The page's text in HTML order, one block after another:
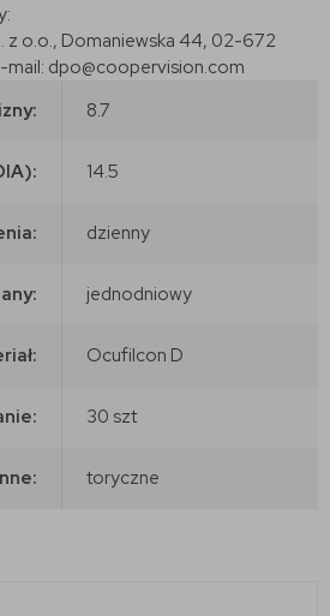
z o.o., Domaniewska 44, 02-672
mail: dpo@coopervision.com
8.7
14.5
dzienny
jednodniowy
Ocufilcon D
30 szt
toryczne